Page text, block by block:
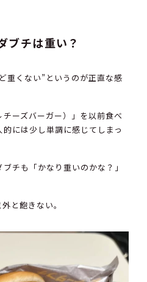
ブチは重い？
重くない”というのが正直な感
ーズバーガー）」を以前食べ
には少し単調に感じてしまっ
チも「かなり重いのかな？」
と飽きない。